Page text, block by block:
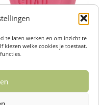
te laten werken en om inzicht te
kiezen welke cookies je toestaat.
Shampoo Bar Argan & Oudh –